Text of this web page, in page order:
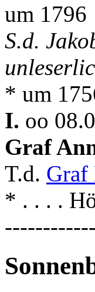
um 1796
S.d.
* um
I. oo
Graf
T.d. Graf
* . . . .